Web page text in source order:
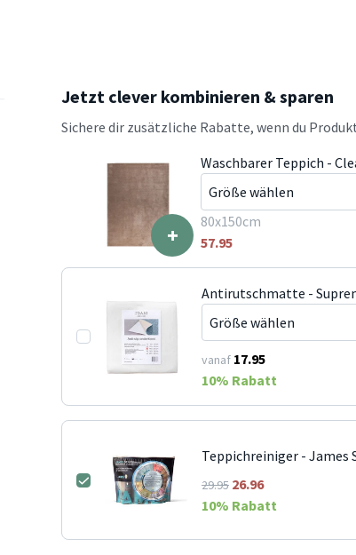
Jetzt clever kombinieren & sparen
Sichere dir zusätzliche Rabatte, wenn du
+
Waschbarer Teppich -
80x150cm
57.95
Antirutschmatte -
vanaf 17.95
10% Rabatt
Teppichreiniger - James
29.95 26.96
10% Rabatt